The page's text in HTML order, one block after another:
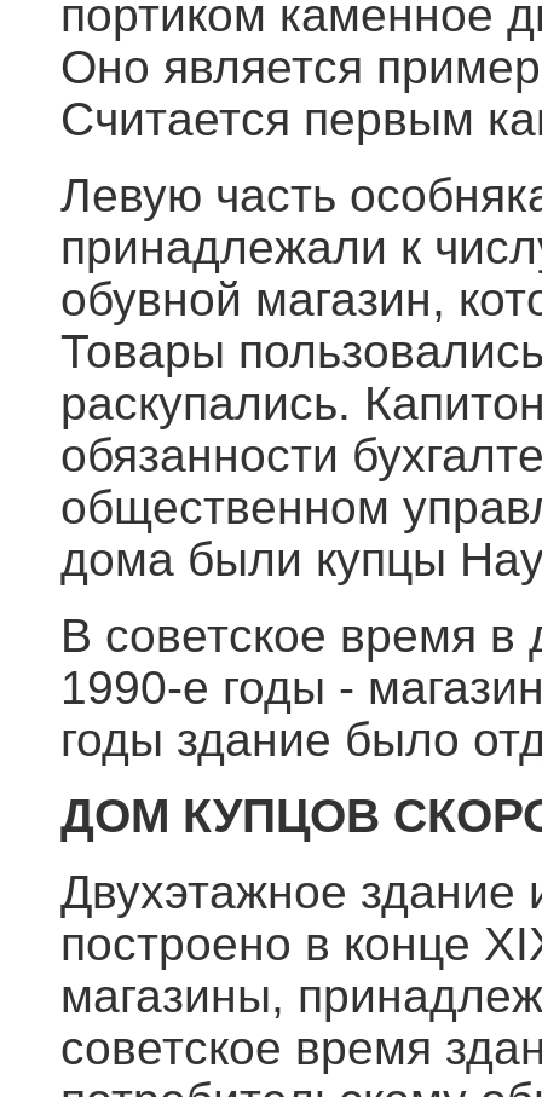
портиком каменное
Оно является
Считается первым
Левую часть
принадлежали к
обувной магазин,
Товары
раскупались.
обязанности
общественном
дома были купцы
В советское время
1990-е годы -
годы здание было
ДОМ КУПЦОВ
Двухэтажное здание
построено в конце
магазины,
советское время